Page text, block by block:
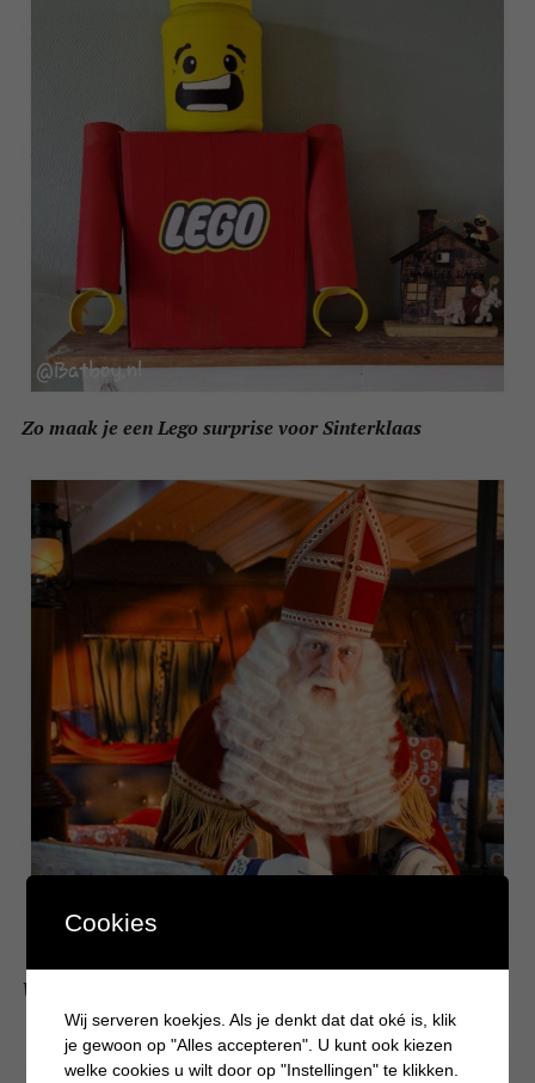
Zo maak je een Lego surprise voor Sinterklaas
Win een persoonlijke Video van Sint
Cookies
Wij serveren koekjes. Als je denkt dat dat oké is, klik
je gewoon op "Alles accepteren". U kunt ook kiezen
welke cookies u wilt door op "Instellingen" te klikken.